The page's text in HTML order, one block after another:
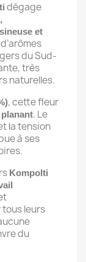
dégage
et
du Sud-
très
naturelles.
, cette fleur
. Le
la tension
à ses
Kompolti
leurs
du